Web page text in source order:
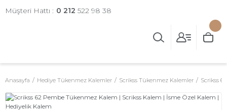
Müşteri Hattı : 0 212 522 98 38
Anasayfa Hediye Tükenmez Kalemler Scrikss Tükenmez Kalemler Scrikss